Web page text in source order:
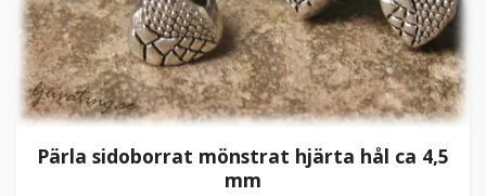
Pärla sidoborrat mönstrat hjärta hål ca 4,5
mm